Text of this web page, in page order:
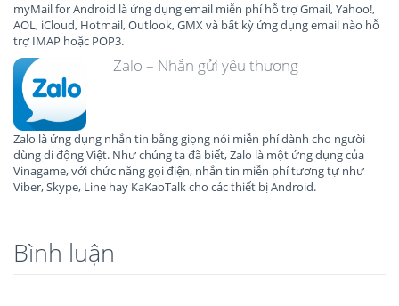
myMail for Android là ứng dụng email miễn phí hỗ trợ Gmail, Yahoo!,
AOL, iCloud, Hotmail, Outlook, GMX và bất kỳ ứng dụng email nào hỗ
trợ IMAP hoặc POP3.
Zalo – Nhắn gửi yêu thương
Zalo là ứng dụng nhắn tin bằng giọng nói miễn phí dành cho người
dùng di động Việt. Như chúng ta đã biết, Zalo là một ứng dụng của
Vinagame, với chức năng gọi điện, nhắn tin miễn phí tương tự như
Viber, Skype, Line hay KaKaoTalk cho các thiết bị Android.
Bình luận